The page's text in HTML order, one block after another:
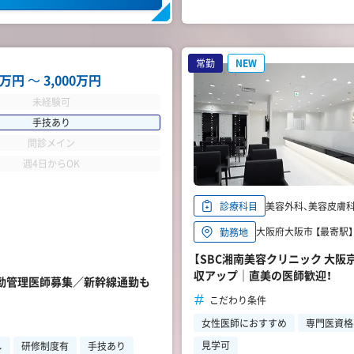
円 〜3,000万円
未経験可
手技あり
問診メイン
週4日からOK
管理医師募集／新幹線通勤も
研修制度有 手技あり
常勤 NEW
診療科目
美容外科、美容皮膚
勤務地 大阪府大阪市 【最寄
【SBC湘南美容クリニック 大阪
収アップ｜直美の医師歓迎！
こだわり条件
女性医師におすすめ
専門医資
見学可